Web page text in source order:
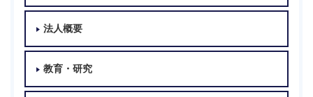
法人概要
教育・研究